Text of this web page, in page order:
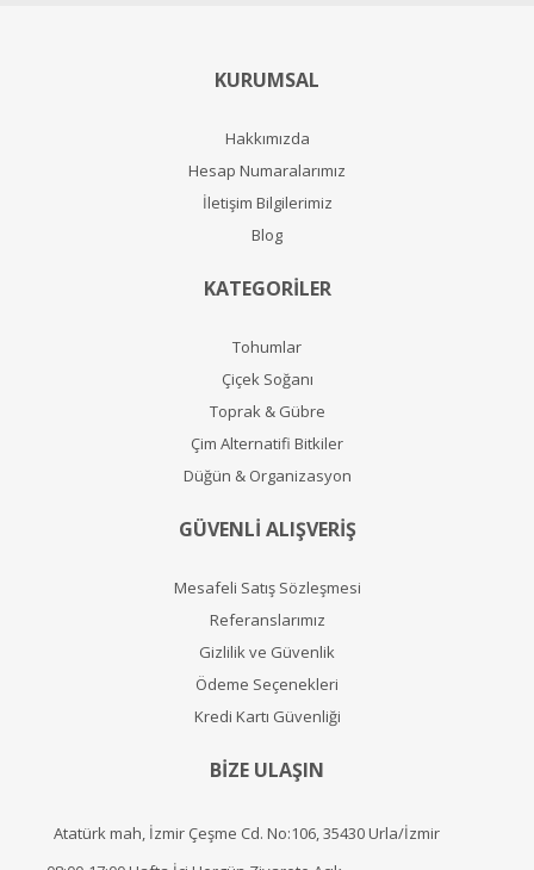
KURUMSAL
Hakkımızda
Hesap Numaralarımız
İletişim Bilgilerimiz
Blog
KATEGORİLER
Tohumlar
Çiçek Soğanı
Toprak & Gübre
Çim Alternatifi Bitkiler
Düğün & Organizasyon
GÜVENLİ ALIŞVERİŞ
Mesafeli Satış Sözleşmesi
Referanslarımız
Gizlilik ve Güvenlik
Ödeme Seçenekleri
Kredi Kartı Güvenliği
BİZE ULAŞIN
Atatürk mah, İzmir Çeşme Cd. No:106, 35430 Urla/İzmir